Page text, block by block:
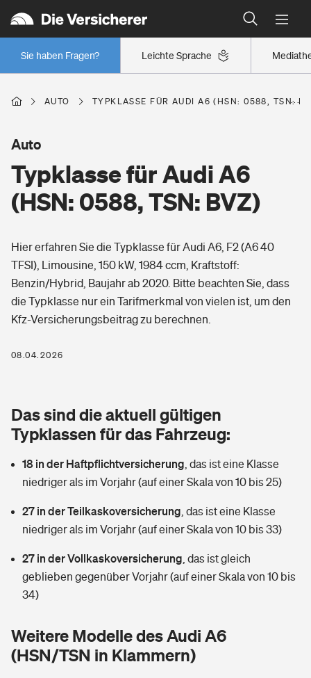
Leichte Sprache
Sie haben Fragen?
Wer versichert was: Jetzt Versicherer finden
Regionalklassen: So ist Ihre Region eingestuft
Wer versichert was: Jetzt Versicherer finden
Berufsunfähigkeitsversicherung
Erwerbsunfähigkeitsversicherung
Grundfähigkeitsversicherung
Arbeitsrechtsschutz
Berufshaftpflichtversicherung
Zur Übersicht
Tools
Wer versichert was: Jetzt Versicherer finden
Sie haben Fragen?
Wohnen
Elementarversicherung
Glasversicherung
Mietkautionsversicherung
Restkreditversicherung
Zur Übersicht
Hochwasser-Check: Wie gefährdet ist Ihr Haus?
Freizeit
Pri­vate Haft­pflicht­
Kinderunfall­ver­si­che­rung
Kinderinvalidität
Reiseversicherung
Pferdehalter-Haftpflicht
Private Cyberversicherung
Gesundheit
Private Krankenversicherung
Dread-Disease-Versicherung
Tierkrankenversicherung
Wer versichert was: Jetzt Versicherer finden
Sie haben Fragen?
Rentenrechner: Wie viel Geld bekomme ich im Alter?
AUTO TYPKLASSE FÜR AUDI A6 (HSN: 0588, TSN:
Typklasse für Audi A6
(HSN: 0588, TSN: BVZ)
Auto
Hier erfahren Sie die Typklasse für Audi A6, F2 (A6 40
TFSI), Limousine, 150 kW, 1984 ccm, Kraftstoff:
Benzin/Hybrid, Baujahr ab 2020. Bitte beachten Sie, dass
die Typklasse nur ein Tarifmerkmal von vielen ist, um den
Kfz-Versicherungsbeitrag zu berechnen.
08.04.2026
Das sind die aktuell gültigen
Typklassen für das Fahrzeug:
18 in der Haftpflichtversicherung das ist eine Klasse
niedriger als im Vorjahr (auf einer Skala von 10 bis 25)
27 in der Teilkaskoversicherung das ist eine Klasse
niedriger als im Vorjahr (auf einer Skala von 10 bis 33)
27 in der Vollkaskoversicherung das ist gleich
geblieben gegenüber Vorjahr (auf einer Skala von 10 bis
34)
Weitere Modelle des Audi A6
(HSN/TSN in Klammern)